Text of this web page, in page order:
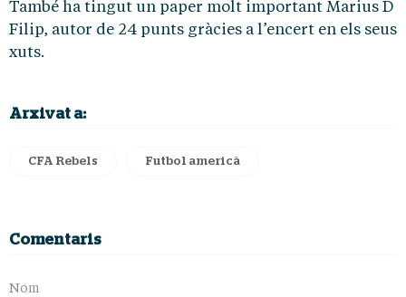
També ha tingut un paper molt important Marius D
Filip, autor de 24 punts gràcies a l’encert en els seus
xuts.
Arxivat a:
CFA Rebels Futbol americà
Comentaris
Nom